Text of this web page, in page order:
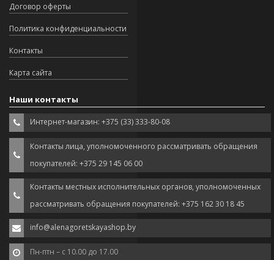
Договор оферты
Политика конфиденциальности
Контакты
Карта сайта
Наши контакты
Интернет-магазин: +375 (33) 333-80-08
Контакты лица, уполномоченного рассматривать обращения
покупателей: +375 29 145 06 00
Контакты местных исполнительных органов, уполномоченных
рассматривать обращения покупателей: +375 162 30 18 45
info@alenagoretskayashop.by
Пн-птн – с 10.00 до 17.00